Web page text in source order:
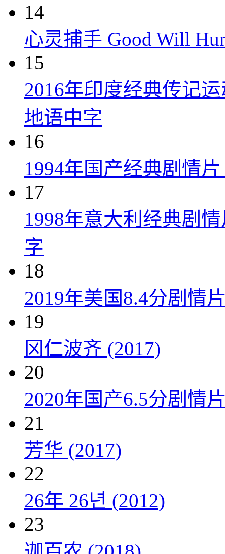
14
心灵捕手 Good Will
15
2016年印度经典传记
地语中字
16
1994年国产经典剧情
17
1998年意大利经典剧
字
18
2019年美国8.4分剧情
19
冈仁波齐 (2017)
20
2020年国产6.5分剧情
21
芳华 (2017)
22
26年 26년 (2012)
23